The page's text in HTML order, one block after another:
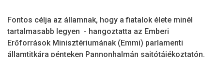
Fontos célja az államnak, hogy a fiatalok élete minél
tartalmasabb legyen - hangoztatta az Emberi
Erőforrások Minisztériumának (Emmi) parlamenti
államtitkára pénteken Pannonhalmán sajtótájékoztatón.